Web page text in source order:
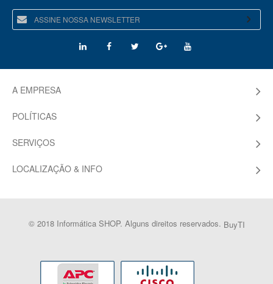
A EMPRESA
POLÍTICAS
SERVIÇOS
LOCALIZAÇÃO & INFO
© 2018 Informática SHOP. Alguns direitos reservados. BuyTI